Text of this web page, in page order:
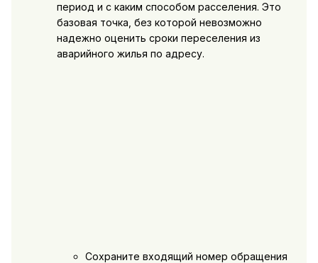
период и с каким способом расселения. Это
базовая точка, без которой невозможно
надежно оценить сроки переселения из
аварийного жилья по адресу.
Сохраните входящий номер обращения